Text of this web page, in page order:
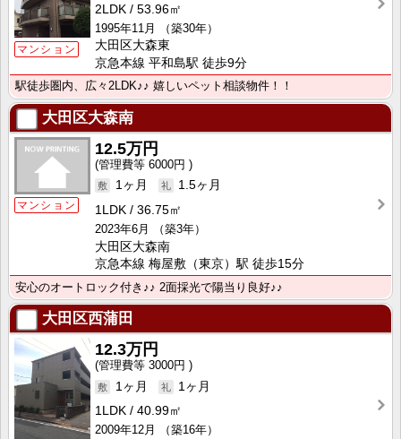
マンション
2LDK
53.96㎡
1995年11月
（築30年）
大田区大森東
京急本線 平和島駅 徒歩9分
駅徒歩圏内、広々2LDK♪♪ 嬉しいペット相談物件！！
大田区大森南
マンション
12.5万円
6000円
1ヶ月
1.5ヶ月
1LDK
36.75㎡
2023年6月
（築3年）
大田区大森南
京急本線 梅屋敷（東京）駅 徒歩15分
安心のオートロック付き♪♪ 2面採光で陽当り良好♪♪
大田区西蒲田
12.3万円
3000円
1ヶ月
1ヶ月
1LDK
40.99㎡
2009年12月
（築16年）